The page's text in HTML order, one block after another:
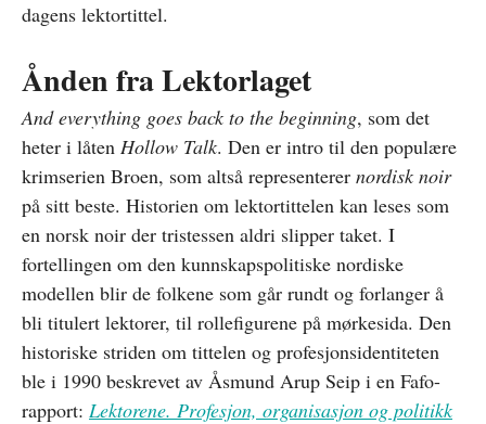
dagens lektortittel.
Ånden fra Lektorlaget
And everything goes back to the beginning, som det
heter i låten Hollow Talk. Den er intro til den populære
krimserien Broen, som altså representerer nordisk noir
på sitt beste. Historien om lektortittelen kan leses som
en norsk noir der tristessen aldri slipper taket. I
fortellingen om den kunnskapspolitiske nordiske
modellen blir de folkene som går rundt og forlanger å
bli titulert lektorer, til rollefigurene på mørkesida. Den
historiske striden om tittelen og profesjonsidentiteten
ble i 1990 beskrevet av Åsmund Arup Seip i en Fafo-
rapport: Lektorene. Profesjon, organisasjon og politikk